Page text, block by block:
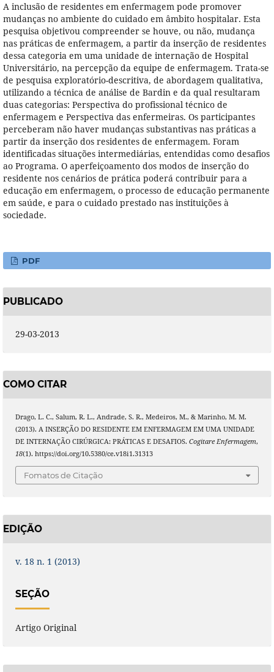
A inclusão de residentes em enfermagem pode promover
mudanças no ambiente do cuidado em âmbito hospitalar. Esta
pesquisa objetivou compreender se houve, ou não, mudança
nas práticas de enfermagem, a partir da inserção de residentes
dessa categoria em uma unidade de internação de Hospital
Universitário, na percepção da equipe de enfermagem. Trata-se
de pesquisa exploratório-descritiva, de abordagem qualitativa,
utilizando a técnica de análise de Bardin e da qual resultaram
duas categorias: Perspectiva do profissional técnico de
enfermagem e Perspectiva das enfermeiras. Os participantes
perceberam não haver mudanças substantivas nas práticas a
partir da inserção dos residentes de enfermagem. Foram
identificadas situações intermediárias, entendidas como desafios
ao Programa. O aperfeiçoamento dos modos de inserção do
residente nos cenários de prática poderá contribuir para a
educação em enfermagem, o processo de educação permanente
em saúde, e para o cuidado prestado nas instituições à
sociedade.
PDF
PUBLICADO
29-03-2013
COMO CITAR
Drago, L. C., Salum, R. L., Andrade, S. R., Medeiros, M., & Marinho, M. M.
(2013). A INSERÇÃO DO RESIDENTE EM ENFERMAGEM EM UMA UNIDADE
DE INTERNAÇÃO CIRÚRGICA: PRÁTICAS E DESAFIOS. Cogitare Enfermagem,
18(1). https://doi.org/10.5380/ce.v18i1.31313
Fomatos de Citação
EDIÇÃO
v. 18 n. 1 (2013)
SEÇÃO
Artigo Original